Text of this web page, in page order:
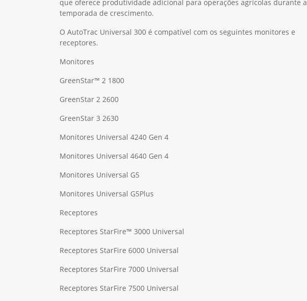
que oferece produtividade adicional para operações agrícolas durante a
temporada de crescimento.
O AutoTrac Universal 300 é compatível com os seguintes monitores e
receptores.
Monitores
GreenStar™ 2 1800
GreenStar 2 2600
GreenStar 3 2630
Monitores Universal 4240 Gen 4
Monitores Universal 4640 Gen 4
Monitores Universal G5
Monitores Universal G5Plus
Receptores
Receptores StarFire™ 3000 Universal
Receptores StarFire 6000 Universal
Receptores StarFire 7000 Universal
Receptores StarFire 7500 Universal